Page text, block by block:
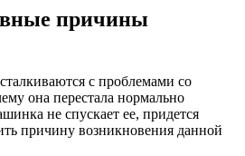
причины
с проблемами со
она перестала нормально
не спускает ее, придется
причину возникновения данной